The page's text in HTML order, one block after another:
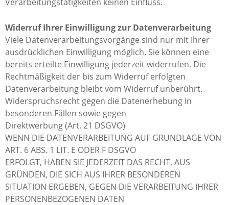
Widerruf Ihrer Einwilligung zur Datenverarbeitung
Viele Datenverarbeitungsvorgänge sind nur mit Ihrer
ausdrücklichen Einwilligung möglich. Sie können eine
bereits erteilte Einwilligung jederzeit widerrufen. Die
Rechtmäßigkeit der bis zum Widerruf erfolgten
Datenverarbeitung bleibt vom Widerruf unberührt.
Widerspruchsrecht gegen die Datenerhebung in
besonderen Fällen sowie gegen
Direktwerbung (Art. 21 DSGVO)
WENN DIE DATENVERARBEITUNG AUF GRUNDLAGE VON
ART. 6 ABS. 1 LIT. E ODER F DSGVO
ERFOLGT, HABEN SIE JEDERZEIT DAS RECHT, AUS
GRÜNDEN, DIE SICH AUS IHRER BESONDEREN
SITUATION ERGEBEN, GEGEN DIE VERARBEITUNG IHRER
PERSONENBEZOGENEN DATEN